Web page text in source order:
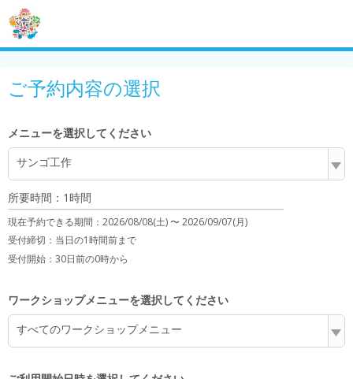
ご予約内容の選択
メニューを選択してください
サンゴ工作
所要時間：1時間
現在予約できる期間： 2026/08/08(土) 〜2026/09/07(月)
受付締切： 当日の1時間前まで
受付開始： 30日前の0時から
ワークショップメニューを選択してください
すべてのワークショップメニュー